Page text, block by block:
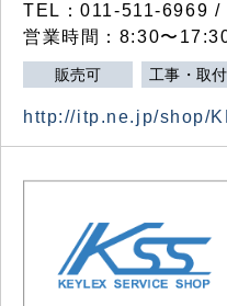
TEL：011-511-6969 /
営業時間：8:30〜
販売可 工事・取
http://itp.ne.jp/shop/